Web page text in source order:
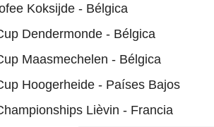
Koksijde - Bélgica
Dendermonde - Bélgica
Maasmechelen - Bélgica
Hoogerheide - Países Bajos
Lièvin - Francia